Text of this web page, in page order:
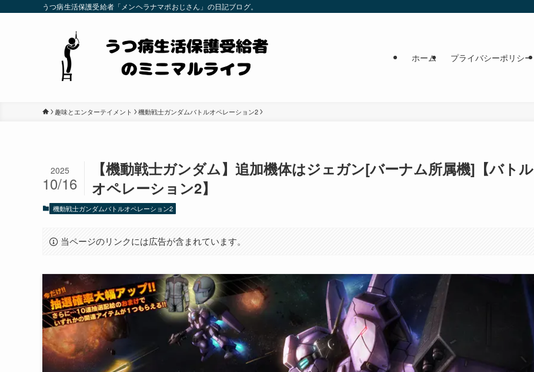
うつ病生活保護受給者「メンヘラナマポおじさん」の日記ブログ。
ホーム プライバシーポリシー
趣味とエンターテイメント 機動戦士ガンダムバトルオペレーション2
【機動戦士ガンダム】追加機体はジェガン[バーナム所属機]【バトル
オペレーション2】
2025
10/16
機動戦士ガンダムバトルオペレーション2
当ページのリンクには広告が含まれています。